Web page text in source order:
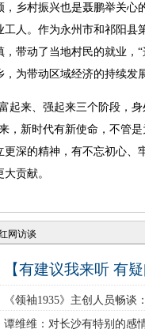
村振兴也是聂鹏举关心
人。作为永州市和祁阳县
带动了当地村民的就业，
为带动区域经济的持续发
来、强起来三个阶段，身
，新时代有新使命，不管
深的精神，有不忘初心、
贡献。
网访谈
【有建议我来听 有
《领袖1935》主创人员畅
谭维维：对长沙有特别的感